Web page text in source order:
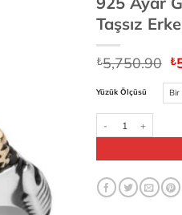
Taşsız
₺5,750.90 ₺
Yüzük Ölçüsü